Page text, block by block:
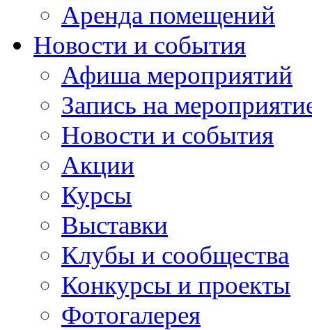
Аренда помещений
Новости и события
Афиша мероприятий
Запись на
Новости и события
Акции
Курсы
Выставки
Клубы и сообщества
Конкурсы и проекты
Фотогалерея